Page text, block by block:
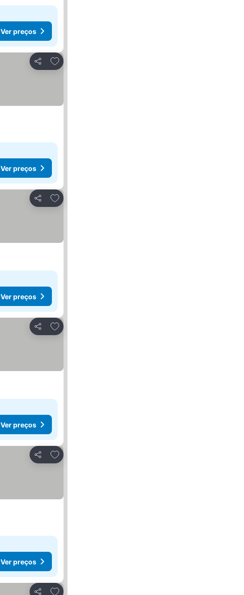
Ver preços
Partilhar
Adicionar aos favoritos
Ver preços
Partilhar
Adicionar aos favoritos
Ver preços
Partilhar
Adicionar aos favoritos
Ver preços
Partilhar
Adicionar aos favoritos
Ver preços
Adicionar aos favoritos